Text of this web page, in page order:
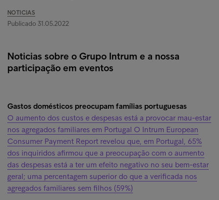
NOTICIAS
Publicado 31.05.2022
Noticias sobre o Grupo Intrum e a nossa
participação em eventos
Gastos domésticos preocupam famílias portuguesas
O aumento dos custos e despesas está a provocar mau-estar
nos agregados familiares em Portugal O Intrum European
Consumer Payment Report revelou que, em Portugal, 65%
dos inquiridos afirmou que a preocupação com o aumento
das despesas está a ter um efeito negativo no seu bem-estar
geral; uma percentagem superior do que a verificada nos
agregados familiares sem filhos (59%)